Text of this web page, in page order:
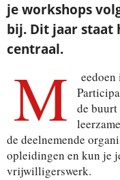
je workshops
bij. Dit jaar staat
centraal.
M
de buurt
de deelnemende
opleidingen en kun je
vrijwilligerswerk.